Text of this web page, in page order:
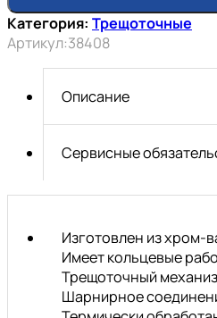
Ключ
накидной
трещоточный
шарнирный
8*9
(АвтоDело)
Категория: Трещоточные
Артикул:38408
Описание
Сервисные
Изготовлен из хром-
Имеет кольцевые
Трещоточный
Шарнирное